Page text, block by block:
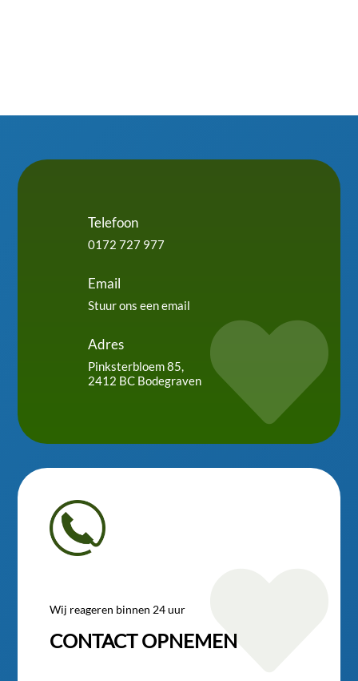
Telefoon
0172 727 977
Email
Stuur ons een email
Adres
Pinksterbloem 85,
2412 BC Bodegraven

Wij reageren binnen 24 uur
CONTACT OPNEMEN